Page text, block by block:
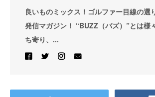
良いものミックス！ゴルファー目線の選
発信マガジン！ “BUZZ（バズ）”とは様
ち寄り、...